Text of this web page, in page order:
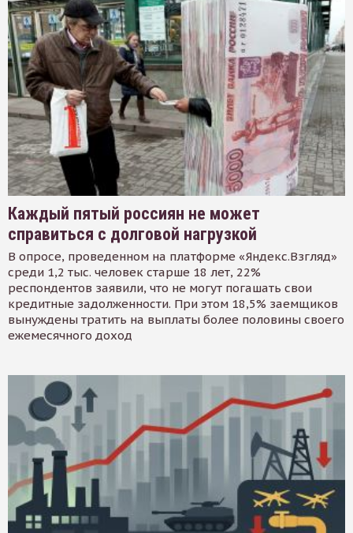
Каждый пятый россиян не может
справиться с долговой нагрузкой
В опросе, проведенном на платформе «Яндекс.Взгляд»
среди 1,2 тыс. человек старше 18 лет, 22%
респондентов заявили, что не могут погашать свои
кредитные задолженности. При этом 18,5% заемщиков
вынуждены тратить на выплаты более половины своего
ежемесячного доход